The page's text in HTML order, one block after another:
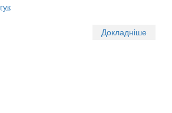
Докладніше